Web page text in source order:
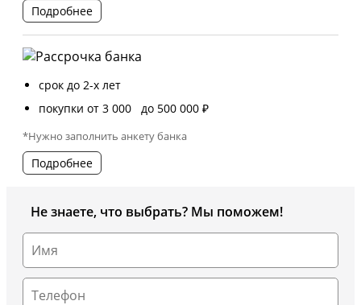
Подробнее
срок до 2-х лет
покупки от 3 000 до 500 000 ₽
*Нужно заполнить анкету банка
Подробнее
Не знаете, что выбрать? Мы поможем!